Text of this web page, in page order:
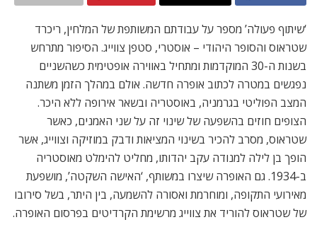
‘שיתוף פעולה’ מספר על עבודתם המשותפת של המלחין, ריכרד
שטראוס והסופר היהודי – אוסטרי, סטפן צווייג. הסיפור מתרחש
בשנות ה-30 המוקדמות ומתחיל באווירה אופטימית כשהשניים
נפגשים במטרה לכתוב אופרה חדשה. אולם במהלך הזמן משתנה
המצב הפוליטי בגרמניה, באוסטריה ובשאר אירופה ללא היכר.
הצופים חוזים בהשפעה של שינוי זה על שני האמנים, כאשר
שטראוס, מסרב להכיר בשינוי המציאות ודבק במוזיקה וצווייג, אשר
הופך בן לילה למנודה עקב יהדותו, מחליט להימלט מאוסטריה
ב-1934. גם האופרה שיצרו במשותף, ‘האישה השקטה’, מושפעת
מאירועי התקופה, ומוחרמת ואסורה להשמעה, בין היתר, בשל סירובו
של שטראוס להוריד את צווייג מרשימת הקרדיטים בפרסום האופרה.